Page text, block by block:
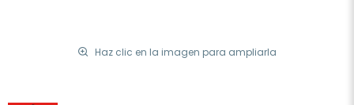
Haz clic en la imagen para ampliarla